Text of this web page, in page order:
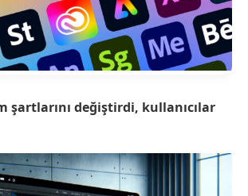
şartlarını değiştirdi, kullanıcılar